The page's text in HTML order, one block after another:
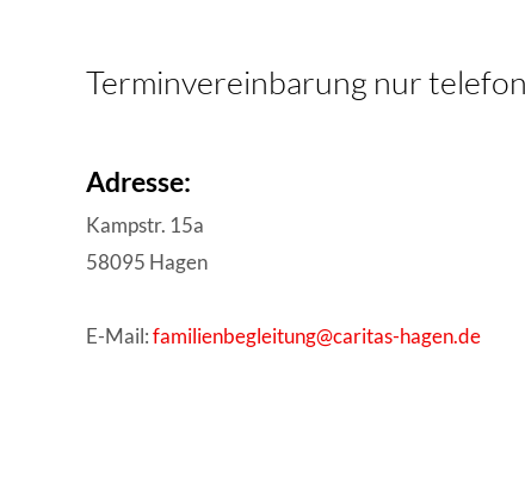
Terminvereinbarung nur
Adresse:
Kampstr. 15a
58095 Hagen
E-Mail:familienbegleitung@caritas-hagen.de